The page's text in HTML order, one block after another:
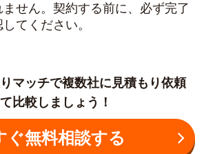
せん。契約する前に、必ず完了
てください。
りマッチで複数社に見積もり依頼
比較しましょう！
ぐ無料相談する